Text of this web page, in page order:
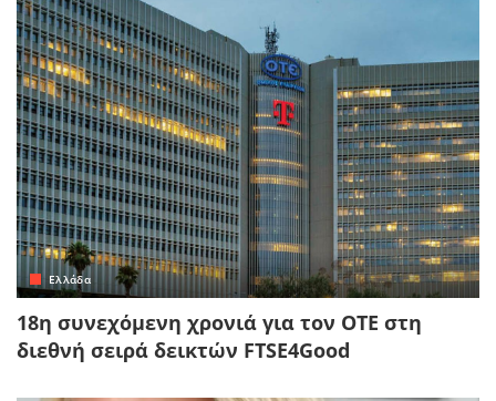
Ελλάδα
18η συνεχόμενη χρονιά για τον ΟΤΕ στη
διεθνή σειρά δεικτών FTSE4Good